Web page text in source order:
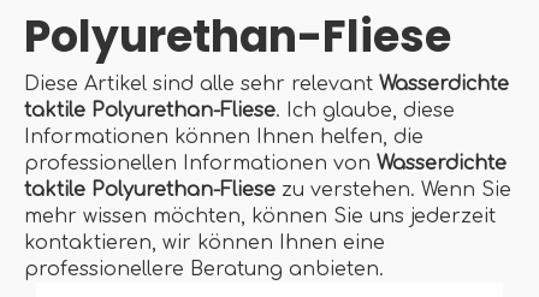
Polyurethan-Fliese
Diese Artikel sind alle sehr relevant Wasserdichte
taktile Polyurethan-Fliese. Ich glaube, diese
Informationen können Ihnen helfen, die
professionellen Informationen von Wasserdichte
taktile Polyurethan-Fliese zu verstehen. Wenn Sie
mehr wissen möchten, können Sie uns jederzeit
kontaktieren, wir können Ihnen eine
professionellere Beratung anbieten.